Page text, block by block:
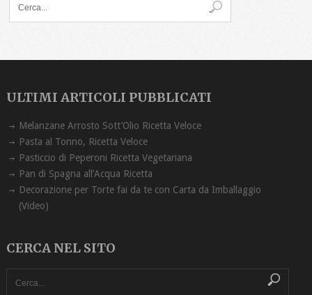
ULTIMI ARTICOLI PUBBLICATI
Melanzane Arrosto Sott’Olio Ricetta ‏Veloce
Pasta al Tonno, Ricetta Veloce
Pasticcio di Peperoni Ricetta Vegetariana
Pan di Spagna all’Acqua Ricetta
Decorazione per Torte fai da te con Carta da Imballaggio
(Video)
CERCA NEL SITO